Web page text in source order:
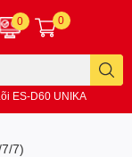
ES-D60 UNIKA
0 0
7)